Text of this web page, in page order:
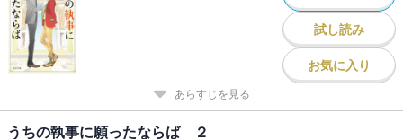
試し読み
お気に入り
あらすじを見る
うちの執事に願ったならば ２